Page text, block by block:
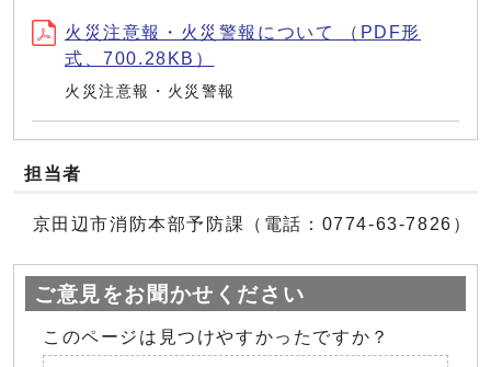
火災注意報・火災警報について （PDF形
式、700.28KB）
火災注意報・火災警報
担当者
京田辺市消防本部予防課（電話：0774-63-7826）
ご意見をお聞かせください
このページは見つけやすかったですか？